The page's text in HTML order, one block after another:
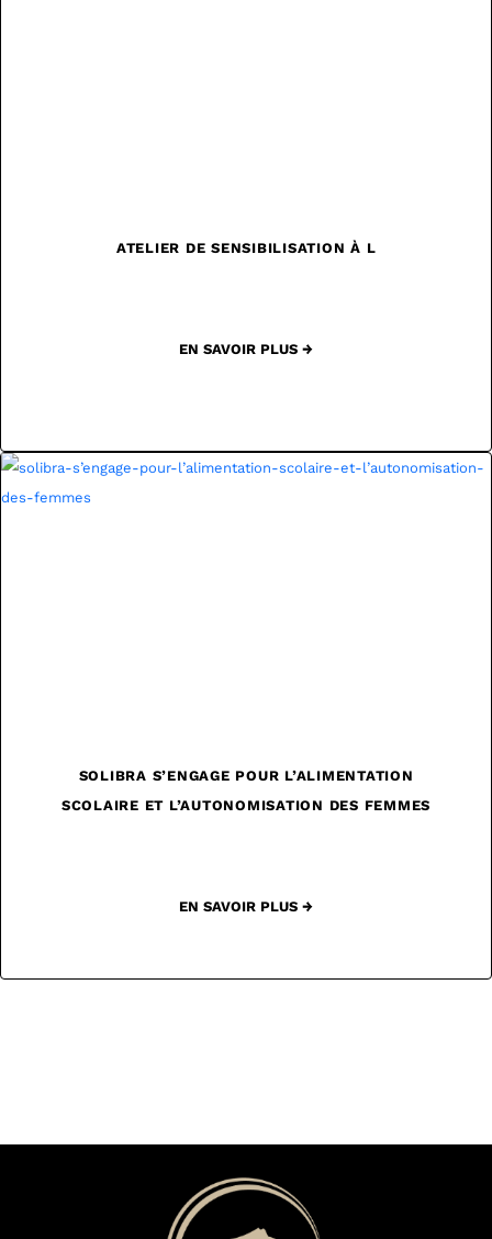
ATELIER DE SENSIBILISATION À L
EN SAVOIR PLUS →
SOLIBRA S’ENGAGE POUR L’ALIMENTATION
SCOLAIRE ET L’AUTONOMISATION DES FEMMES
EN SAVOIR PLUS →